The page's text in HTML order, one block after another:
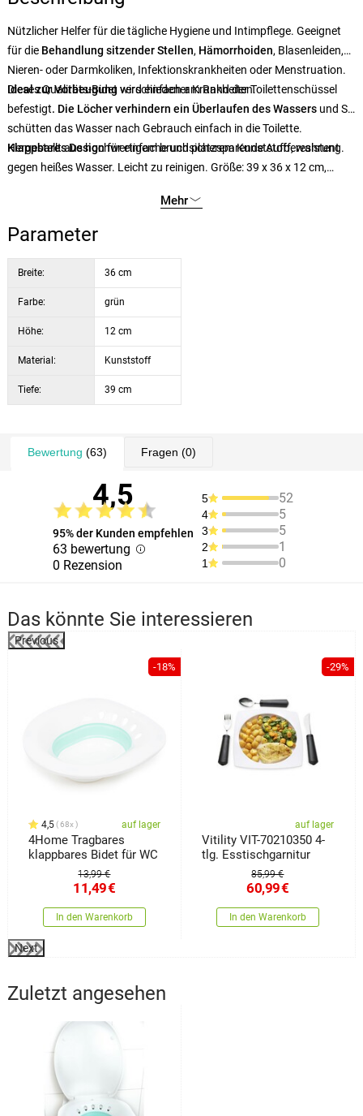
Nützlicher Helfer für die tägliche Hygiene und Intimpflege. Geeignet
für die Behandlung sitzender Stellen, Hämorrhoiden, Blasenleiden,
Nieren- oder Darmkoliken, Infektionskrankheiten oder Menstruation.
Ideal zur Vorbeugungverschiedener Krankheiten.
Dieses Qualitäts-Bidet wird einfach am Rand der Toilettenschüssel
befestigt. Die Löcher verhindern ein Überlaufen des Wassersund Sie
schütten das Wasser nach Gebrauch einfach in die Toilette.
Klappbares Designfür einfache und platzsparende Aufbewahrung.
Hergestellt aus hochwertigem bruchsicherem Kunststoff, resistent
gegen heißes Wasser. Leicht zu reinigen. Größe: 39 x 36 x 12 cm,
Mehr
Parameter
Breite: 36 cm
Farbe: grün
Höhe: 12 cm
Material: Kunststoff
Tiefe: 39 cm
Bewertung (63) Fragen (0)
4,5
95% der Kunden empfehlen
63 bewertung
0 Rezension
5 52
4 5
3 5
2 1
1 0
Das könnte Sie interessieren
Previous
-18%
4,5 68x auf lager
4Home Tragbares
klappbares Bidet für WC
13,99 €
11,49€
In den Warenkorb
-29%
auf lager
Vitility VIT-70210350 4-
tlg. Esstischgarnitur
85,99 €
60,99€
In den Warenkorb
Next
Zuletzt angesehen